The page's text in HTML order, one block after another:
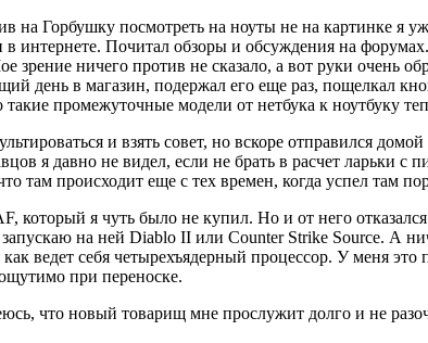
Горбушку посмотреть на ноуты не на картинке я
интернете. Почитал обзоры и обсуждения на
ничего против не сказало, а вот руки очень
день в магазин, подержал его еще раз, пощелкал
промежуточные модели от нетбука к ноутбуку
и взять совет, но вскоре отправился
я давно не видел, если не брать в расчет ларьки
там происходит еще с тех времен, когда успел там
я чуть было не купил. Но и от него
на ней Diablo II или Counter Strike Source. А
ведет себя четырехъядерный процессор. У меня
при переноске.
что новый товарищ мне прослужит долго и не